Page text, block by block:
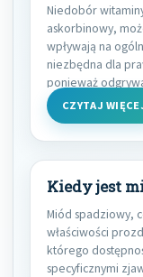
Niedobór
askorbinowy,
wpływają na
niezbędna dla
ponieważ
CZYTAJ
Kiedy jest
Miód spadziowy,
właściwości
którego
specyficznymi